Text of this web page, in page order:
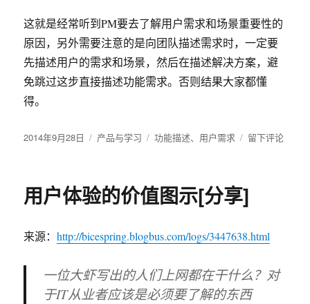
这就是经常听到PM要去了解用户需求和场景重要性的
原因，另外需要注意的是向团队描述需求时，一定要
先描述用户的需求和场景，然后在描述解决方案，避
免跳过这步直接描述功能需求。否则结果大家都懂
得。
发
2014年9月28日
分
产品与学习
标
功能描述、 用户需求
于
用
需
和
功
能
留下评论
用户体验的价值图示[分享]
来源：http://bicespring.blogbus.com/logs/3447638.html
一位大虾写出的人们上网都在干什么？对
于IT从业者应该是必须要了解的东西